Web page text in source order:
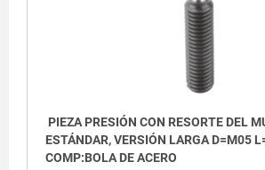
PIEZA PRESIÓN CON RESORTE DEL
ESTÁNDAR, VERSIÓN LARGA D=M05
COMP:BOLA DE ACERO